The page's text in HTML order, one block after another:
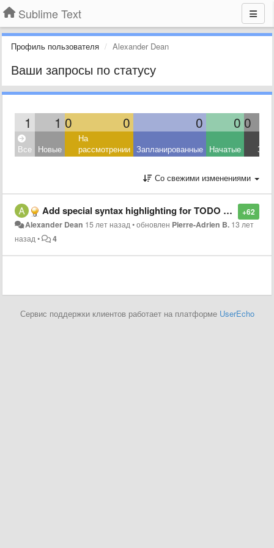
Sublime Text
Профиль пользователя Alexander Dean
Ваши запросы по статусу
1 1 0 0 0 0 0
Все Новые
На
рассмотрении Запланированные Начатые
Со свежими изменениями
+62
Add special syntax highlighting for TODO comments
Alexander Dean 15 лет назад•обновлен Pierre-Adrien B. 13 лет
назад• 4
Сервис поддержки клиентов работает на платформе UserEcho